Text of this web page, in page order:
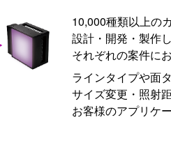
10,000種類以上の
設計・開発・製作
それぞれの案件に
ラインタイプや面
サイズ変更・照射
お客様のアプリケ